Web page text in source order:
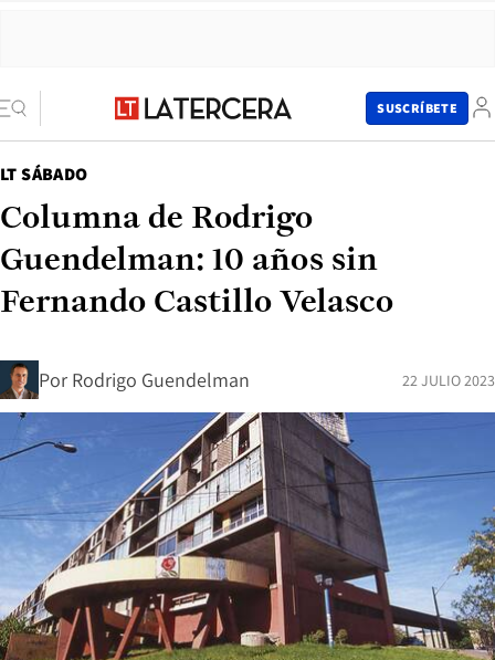
SUSCRÍBETE
LT SÁBADO
Columna de Rodrigo
Guendelman: 10 años sin
Fernando Castillo Velasco
Por Rodrigo Guendelman 22 JULIO 2023